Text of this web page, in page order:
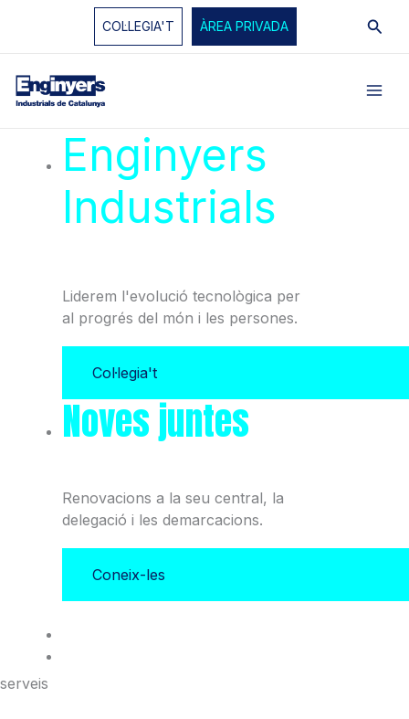
COL·LEGIA'T ÀREA PRIVADA
Enginyers
Industrials
Liderem l'evolució tecnològica per
al progrés del món i les persones.
Col·legia't
Noves juntes
Renovacions a la seu central, la
delegació i les demarcacions.
Coneix-les
serveis